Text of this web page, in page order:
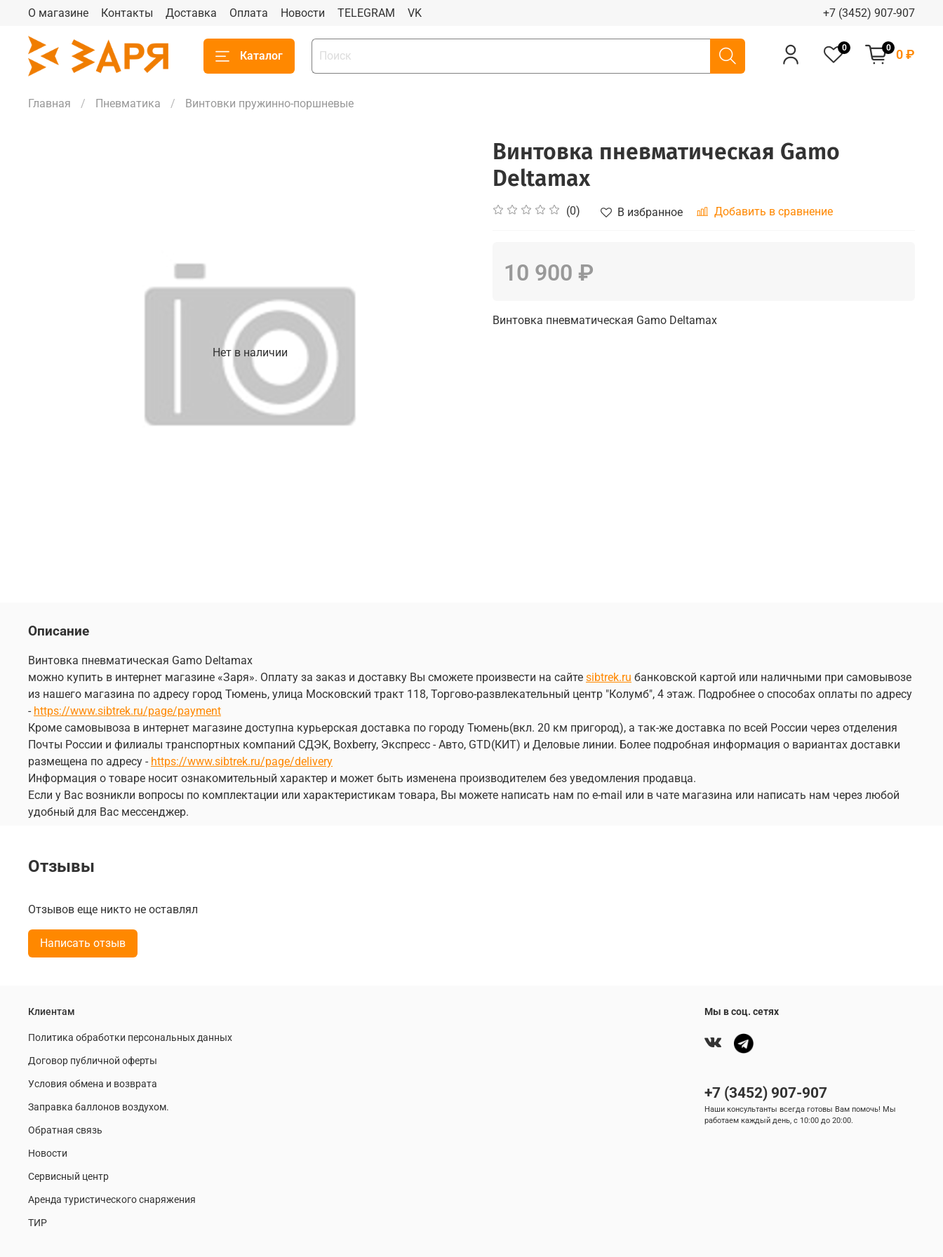
О магазине Контакты Доставка Оплата Новости TELEGRAM VK +7 (3452) 907-907
Каталог
0 0 0 ₽
Главная Пневматика Винтовки пружинно-поршневые
Нет в наличии
Винтовка пневматическая Gamo
Deltamax
(0) В избранное Добавить в сравнение
10 900 ₽
Винтовка пневматическая Gamo Deltamax
Описание
Винтовка пневматическая Gamo Deltamax
можно купить в интернет магазине «Заря». Оплату за заказ и доставку Вы сможете произвести на сайте sibtrek.ru банковской картой или наличными при самовывозе
из нашего магазина по адресу город Тюмень, улица Московский тракт 118, Торгово-развлекательный центр "Колумб", 4 этаж. Подробнее о способах оплаты по адресу
- https://www.sibtrek.ru/page/payment
Кроме самовывоза в интернет магазине доступна курьерская доставка по городу Тюмень(вкл. 20 км пригород), а так-же доставка по всей России через отделения
Почты России и филиалы транспортных компаний СДЭК, Boxberry, Экспресс - Авто, GTD(КИТ) и Деловые линии. Более подробная информация о вариантах доставки
размещена по адресу - https://www.sibtrek.ru/page/delivery
Информация о товаре носит ознакомительный характер и может быть изменена производителем без уведомления продавца.
Если у Вас возникли вопросы по комплектации или характеристикам товара, Вы можете написать нам по e-mail или в чате магазина или написать нам через любой
удобный для Вас мессенджер.
Отзывы
Отзывов еще никто не оставлял
Написать отзыв
Клиентам
Политика обработки персональных данных
Договор публичной оферты
Условия обмена и возврата
Заправка баллонов воздухом.
Обратная связь
Новости
Сервисный центр
Аренда туристического снаряжения
ТИР
Мы в соц. сетях
+7 (3452) 907-907
Наши консультанты всегда готовы Вам помочь! Мы
работаем каждый день, с 10:00 до 20:00.